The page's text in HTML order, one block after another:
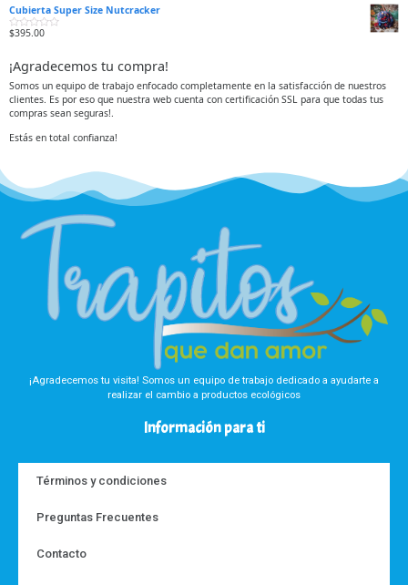
e
5
o
e
n
0
5
l
o
r
a
e
n
0
d
e
5
Cubierta Super Size Nutcracker
V
o
r
a
d
o
n
d
e
$395.00
¡Agradecemos tu compra!
Somos un equipo de trabajo enfocado completamente en la satisfacción de nuestros
clientes. Es por eso que nuestra web cuenta con certificación SSL para que todas tus
compras sean seguras!.
Estás en total confianza!
¡Agradecemos tu visita! Somos un equipo de trabajo dedicado a ayudarte a
realizar el cambio a productos ecológicos
Información para ti
Términos y condiciones
Preguntas Frecuentes
Contacto